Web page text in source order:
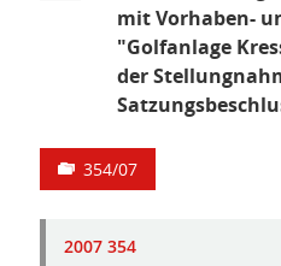
mit Vorhaben-
"Golfanlage
der
354/07
2007 354